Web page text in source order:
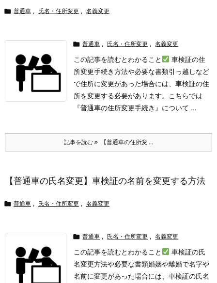
 普通車 , 氏名・住所変更 , 名義変更
 普通車 , 氏名・住所変更 , 名義変更
この記事を読むとわかること
車検証の住
所変更手続き方法や必要な書類引っ越しなど
で住所に変更があった場合には、車検証の住
所を変更する必要があります。 こちらでは
『普通車の住所変更手続き』について ...
記事を読む 【普通車の住所変 ...
【普通車の氏名変更】車検証の名前を変更する方法
 普通車 , 氏名・住所変更 , 名義変更
 普通車 , 氏名・住所変更 , 名義変更
この記事を読むとわかること
車検証の氏
名変更方法や必要な書類婚姻や離婚で名字や
名前に変更があった場合には、車検証の氏名